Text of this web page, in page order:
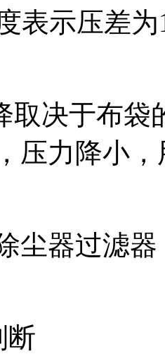
表示压差为
决于布袋
压力降小
尘器过滤器